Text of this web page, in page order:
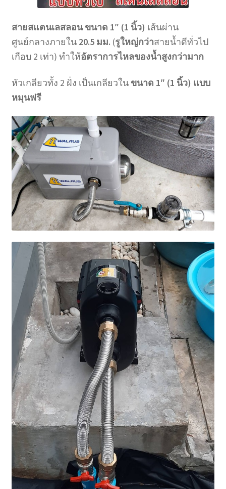
สายสแตนเลสลอน ขนาด 1″ (1 นิ้ว) เส้นผ่าน
ศูนย์กลางภายใน 20.5 มม. (รูใหญ่กว่าสายน้ำดีทั่วไป
เกือบ 2 เท่า) ทำให้อัตราการไหลของน้ำสูงกว่ามาก
หัวเกลียวทั้ง 2 ฝั่ง เป็นเกลียวใน ขนาด 1″ (1 นิ้ว) แบบ
หมุนฟรี